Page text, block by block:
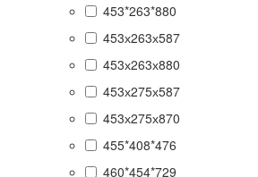
453*263*880
453х263х587
453х263х880
453х275х587
453х275х870
455*408*476
460*454*729